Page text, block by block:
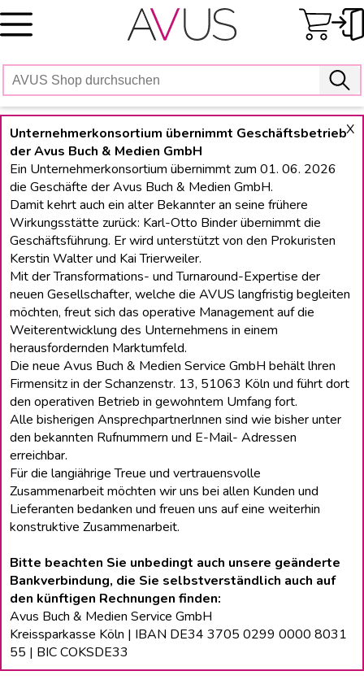
Skip
to
X
Unternehmerkonsortium übernimmt Geschäftsbetrieb
der Avus Buch & Medien GmbH
Ein Unternehmerkonsortium übernimmt zum 01. 06. 2026
die Geschäfte der Avus Buch & Medien GmbH.
Damit kehrt auch ein alter Bekannter an seine frühere
Wirkungsstätte zurück: Karl-Otto Binder übernimmt die
Geschäftsführung. Er wird unterstützt von den Prokuristen
Kerstin Walter und Kai Trierweiler.
Mit der Transformations- und Turnaround-Expertise der
neuen Gesellschafter, welche die AVUS langfristig begleiten
möchten, freut sich das operative Management auf die
Weiterentwicklung des Unternehmens in einem
herausfordernden Marktumfeld.
Die neue Avus Buch & Medien Service GmbH behält lhren
Firmensitz in der Schanzenstr. 13, 51063 Köln und führt dort
den operativen Betrieb in gewohntem Umfang fort.
Alle bisherigen Ansprechpartnerlnnen sind wie bisher unter
den bekannten Rufnummern und E-Mail- Adressen
erreichbar.
Für die langiährige Treue und vertrauensvolle
Zusammenarbeit möchten wir uns bei allen Kunden und
Lieferanten bedanken und freuen uns auf eine weiterhin
konstruktive Zusammenarbeit.
Bitte beachten Sie unbedingt auch unsere geänderte
Bankverbindung, die Sie selbstverständlich auch auf
den künftigen Rechnungen finden:
Avus Buch & Medien Service GmbH
Kreissparkasse Köln | IBAN DE34 3705 0299 0000 8031
55 | BIC COKSDE33